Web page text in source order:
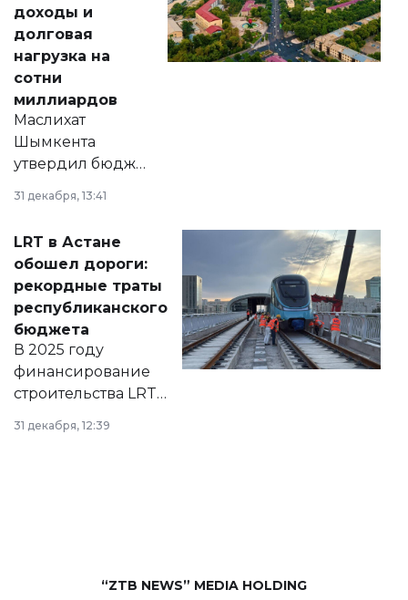
доходы и
долговая
нагрузка на
сотни
миллиардов
Маслихат
Шымкента
утвердил бюджет
города на 2026–
2028 годы.
документ
появился в базе
нормативных
правовых актов и
на сайте маслихат
города.
31 декабря, 13:41
LRT в Астане
обошел дороги:
рекордные траты
республиканского
бюджета
В 2025 году
финансирование
строительства LRT
в Астане из
республиканского
31 декабря, 12:39
“ZTB NEWS” MEDIA HOLDING